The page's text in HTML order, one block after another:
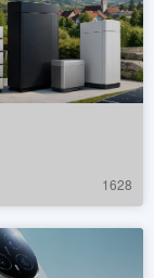
1628